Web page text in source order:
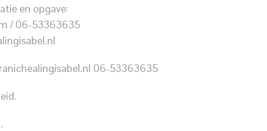
en opgave:
/ 06-53363635
06-53363635